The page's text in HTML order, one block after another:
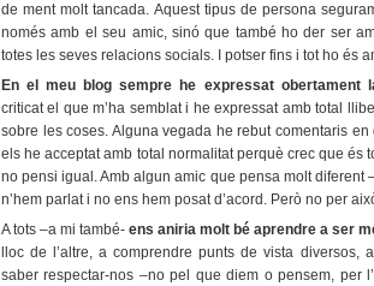
de ment molt tancada. Aquest tipus de persona
només amb el seu amic, sinó que també ho der ser
totes les seves relacions socials. I potser fins i tot ho és
En el meu blog sempre he expressat obertament
criticat el que m’ha semblat i he expressat amb total
sobre les coses. Alguna vegada he rebut comentaris
els he acceptat amb total normalitat perquè crec que és
no pensi igual. Amb algun amic que pensa molt diferent
n’hem parlat i no ens hem posat d’acord. Però no per
A tots –a mi també- ens aniria molt bé aprendre a ser
lloc de l’altre, a comprendre punts de vista diversos,
saber respectar-nos –no pel que diem o pensem, per